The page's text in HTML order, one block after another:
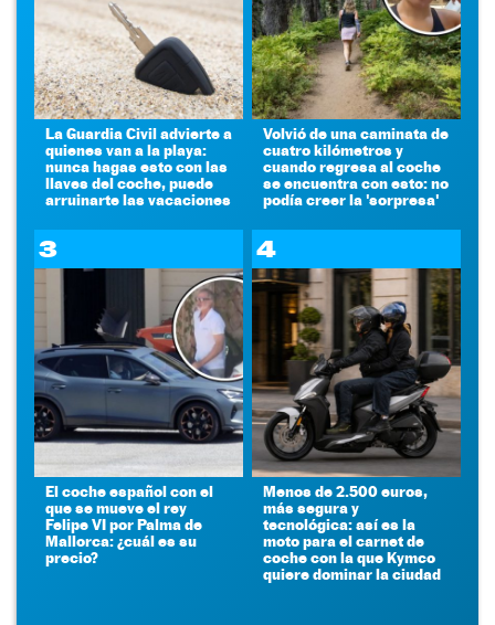
La Guardia Civil advierte a
quienes van a la playa:
nunca hagas esto con las
llaves del coche, puede
arruinarte las vacaciones
Volvió de una caminata de
cuatro kilómetros y
cuando regresa al coche
se encuentra con esto: no
podía creer la 'sorpresa'
3
El coche español con el
que se mueve el rey
Felipe VI por Palma de
Mallorca: ¿cuál es su
precio?
4
Menos de 2.500 euros,
más segura y
tecnológica: así es la
moto para el carnet de
coche con la que Kymco
quiere dominar la ciudad